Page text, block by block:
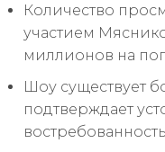
Количество
участием
миллионов на
Шоу существует
подтверждает